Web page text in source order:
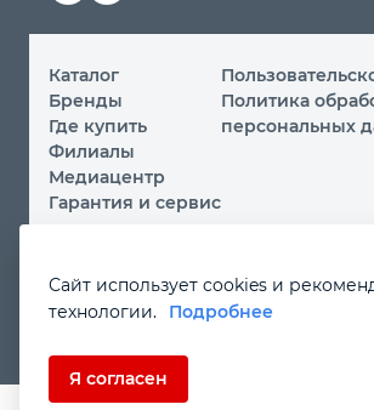
Каталог
Бренды
Где купить
Филиалы
Медиацентр
Гарантия и сервис
Политика
персональных
Вы принимаете условияполитики
персональных данныхи
данные в любой форме на сайте
Если Вы не даете согласия на обработку
персональных данных, Вам необходимо
Сайт использует cookies и
технологии.
Подробнее
Я согласен